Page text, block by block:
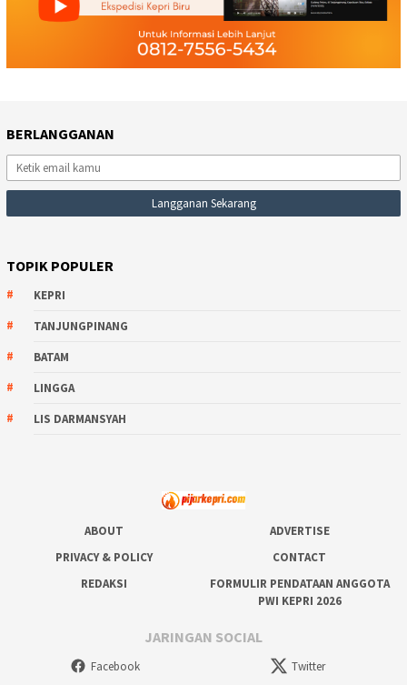
BERLANGGANAN
TOPIK POPULER
KEPRI
TANJUNGPINANG
BATAM
LINGGA
LIS DARMANSYAH
ABOUT
ADVERTISE
PRIVACY & POLICY
CONTACT
REDAKSI
FORMULIR PENDATAAN ANGGOTA
PWI KEPRI 2026
JARINGAN SOCIAL
Facebook Twitter